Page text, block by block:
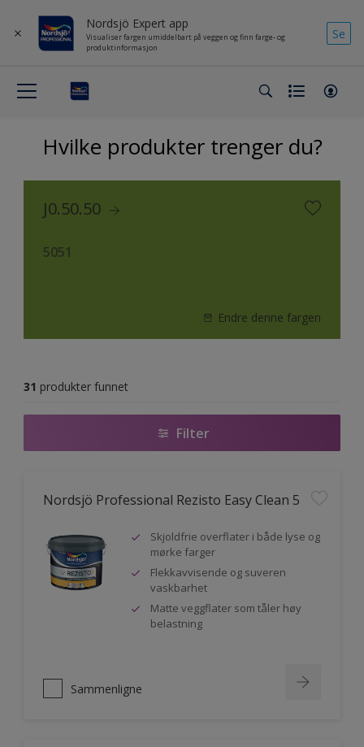
Nordsjö Expert app
Visualiser fargen umiddelbart på veggen og finn farge- og
produktinformasjon
Se
Hvilke produkter trenger du?
J0.50.50
5051
Endre denne fargen
31 produkter funnet
Filter
Nordsjö Professional Rezisto Easy Clean 5
Skjoldfrie overflater i både lyse og
mørke farger
Flekkavvisende og suveren
vaskbarhet
Matte veggflater som tåler høy
belastning
Sammenligne